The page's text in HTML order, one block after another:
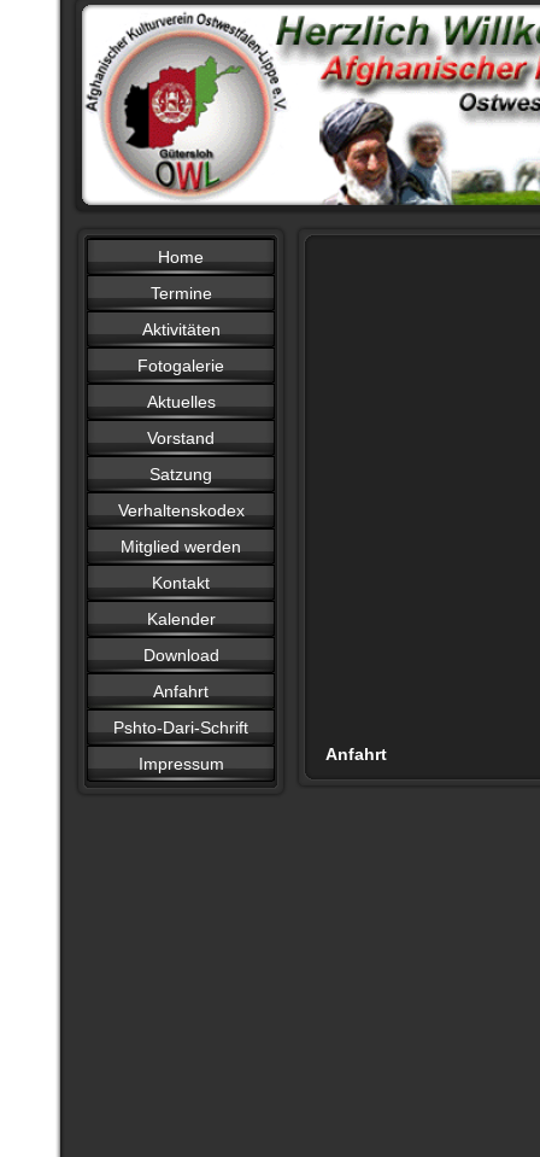
Home
Termine
Aktivitäten
Fotogalerie
Aktuelles
Vorstand
Satzung
Verhaltenskodex
Mitglied werden
Kontakt
Kalender
Download
Anfahrt
Pshto-Dari-Schrift
Impressum
Anfahrt